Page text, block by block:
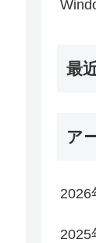
最
ア
2026
2025